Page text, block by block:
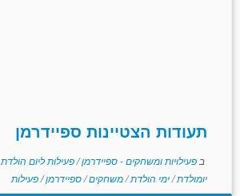
תעודות הצטיינות ספיידרמן
ב פעילויות ומשחקים - ספיידרמן/פעילות ליום הולדת
יומולדת/ימי הולדת/משחקים/ספיידרמן/פעילות